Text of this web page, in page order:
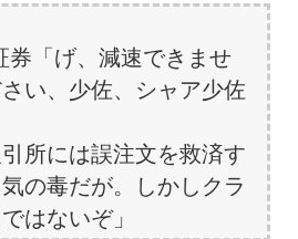
券「げ、減速できませ
い、少佐、シャア少佐
所には誤注文を救済す
の毒だが。しかしクラ
はないぞ」